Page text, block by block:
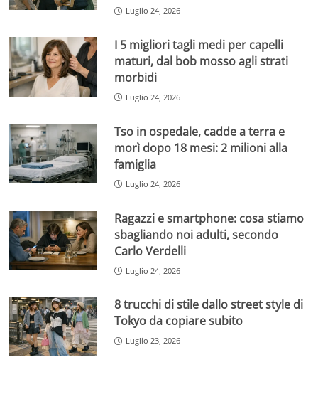
Luglio 24, 2026
I 5 migliori tagli medi per capelli
maturi, dal bob mosso agli strati
morbidi
Luglio 24, 2026
Tso in ospedale, cadde a terra e
morì dopo 18 mesi: 2 milioni alla
famiglia
Luglio 24, 2026
Ragazzi e smartphone: cosa stiamo
sbagliando noi adulti, secondo
Carlo Verdelli
Luglio 24, 2026
8 trucchi di stile dallo street style di
Tokyo da copiare subito
Luglio 23, 2026